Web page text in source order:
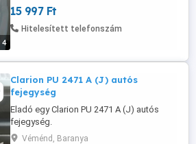
4
15 997 Ft
Hitelesített telefonszám
Clarion PU 2471 A (J) autós
fejegység
Eladó egy Clarion PU 2471 A (J) autós
fejegység.
Véménd, Baranya